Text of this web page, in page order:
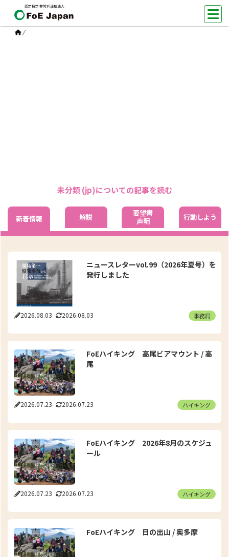
認定特定非営利活動法人
/
未分類 (jp)についての記事を読む
新着情報 解説
要望書
声明
行動しよう
2026.08.03 2026.08.03 事務局
ニュースレターvol.99（2026年夏号）を
発行しました
2026.07.23 2026.07.23 ハイキング
FoEハイキング 高尾ビアマウント / 高
尾
2026.07.23 2026.07.23 ハイキング
FoEハイキング 2026年8月のスケジュ
ール
FoEハイキング 日の出山 / 奥多摩